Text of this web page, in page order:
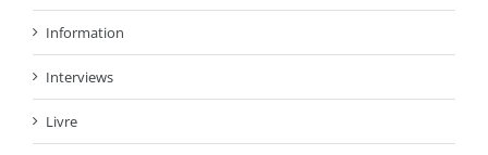
Information
Interviews
Livre